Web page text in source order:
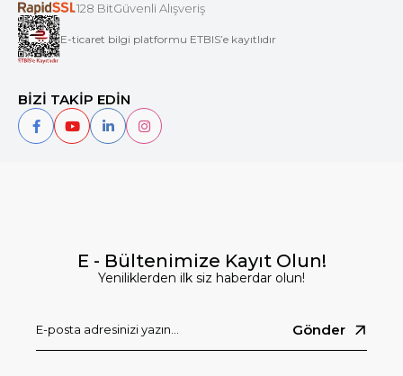
128 BitGüvenli Alışveriş
E-ticaret bilgi platformu ETBIS’e kayıtlıdır
BİZİ TAKİP EDİN
E - Bültenimize Kayıt Olun!
Yeniliklerden ilk siz haberdar olun!
Gönder